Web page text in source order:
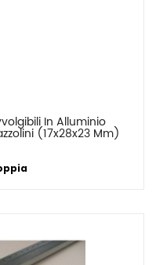
In Alluminio
(17x28x23 Mm)